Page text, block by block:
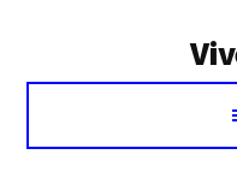
Voice
Vivekananda